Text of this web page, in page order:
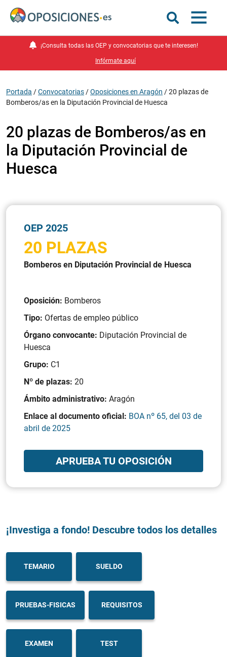
¡Consulta todas las OEP y convocatorias que te interesen!
Infórmate aquí
Portada /Convocatorias /Oposiciones en Aragón /20 plazas de
Bomberos/as en la Diputación Provincial de Huesca
20 plazas de Bomberos/as en
la Diputación Provincial de
Huesca
OEP 2025
20 PLAZAS
Bomberos en Diputación Provincial de Huesca
Oposición: Bomberos
Tipo: Ofertas de empleo público
Órgano convocante: Diputación Provincial de
Huesca
Grupo: C1
Nº de plazas: 20
Ámbito administrativo: Aragón
Enlace al documento oficial: BOA nº 65, del 03 de
abril de 2025
APRUEBA TU OPOSICIÓN
¡Investiga a fondo! Descubre todos los detalles
TEMARIO SUELDO
PRUEBAS-FISICAS REQUISITOS
EXAMEN TEST